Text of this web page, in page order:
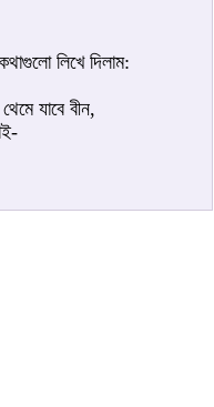
লিখে দিলাম:
যাবে বীন,